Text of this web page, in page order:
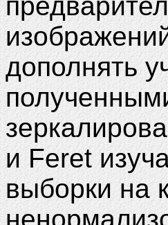
дополнять
и Feret
выборки на